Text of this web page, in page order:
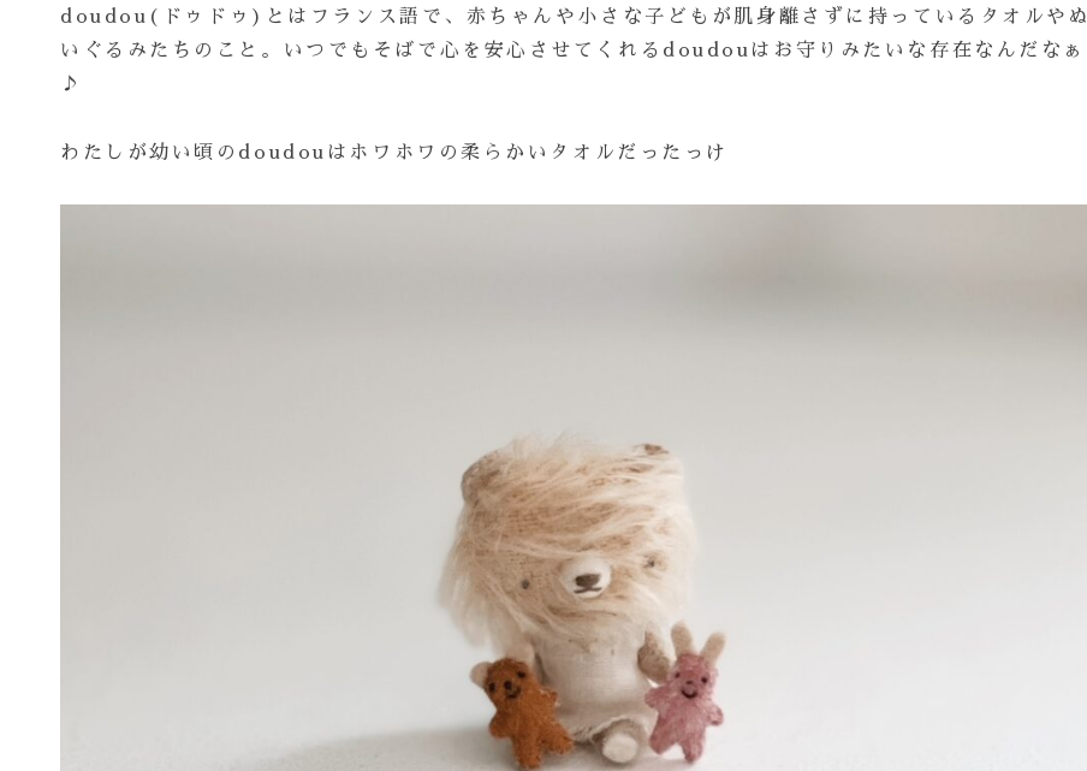
doudou(ドゥドゥ)とはフランス語で、赤ちゃんや小さな子どもが肌身離さずに持っているタオルやぬ
いぐるみたちのこと。いつでもそばで心を安心させてくれるdoudouはお守りみたいな存在なんだなぁ
♪
わたしが幼い頃のdoudouはホワホワの柔らかいタオルだったっけ